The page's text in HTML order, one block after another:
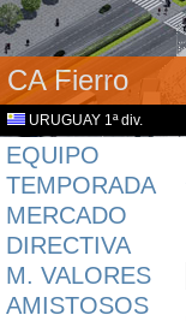
CA Fierro
URUGUAY 1ª div.
EQUIPO
TEMPORADA
MERCADO
DIRECTIVA
M. VALORES
AMISTOSOS